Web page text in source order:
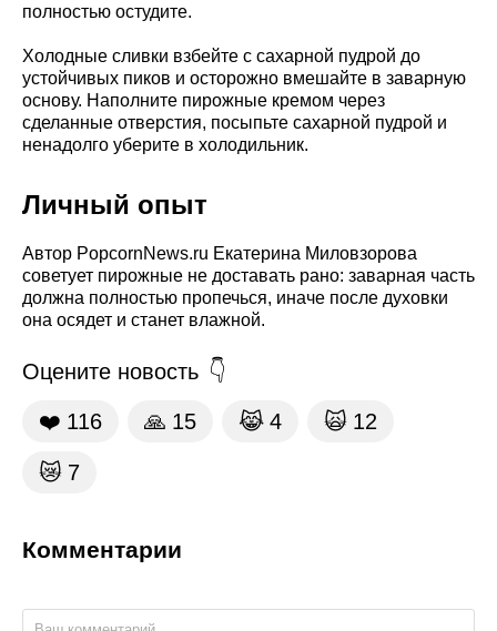
полностью остудите.
Холодные сливки взбейте с сахарной пудрой до
устойчивых пиков и осторожно вмешайте в заварную
основу. Наполните пирожные кремом через
сделанные отверстия, посыпьте сахарной пудрой и
ненадолго уберите в холодильник.
Личный опыт
Автор PopcornNews.ru Екатерина Миловзорова
советует пирожные не доставать рано: заварная часть
должна полностью пропечься, иначе после духовки
она осядет и станет влажной.
Оцените новость
❤️ 116 🙏 15 😹 4 🙀 12
😿 7
Комментарии